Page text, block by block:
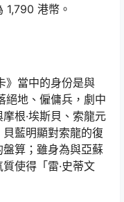
1,790 港幣。
》當中的身份是與
絕地、僱傭兵，劇中
根·埃斯貝、索龍元
藍明顯對索龍的復
算；雖身為與亞蘇
使得「雷·史蒂文